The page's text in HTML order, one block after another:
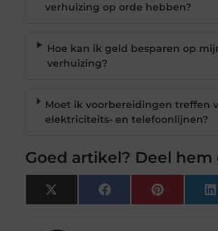
verhuizing op orde hebben?
Hoe kan ik geld besparen op
verhuizing?
Moet ik voorbereidingen treffen
elektriciteits- en telefoonlijnen?
Goed artikel? Deel hem
X
(Twitter)
FacebookPinterest